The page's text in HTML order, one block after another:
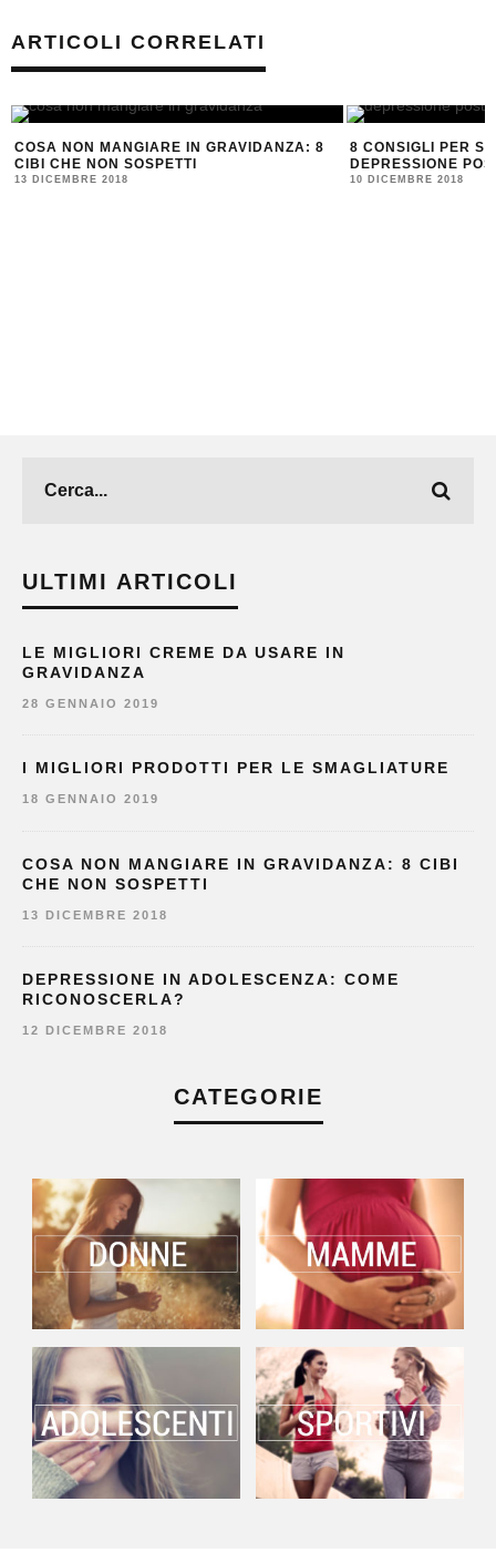
ARTICOLI CORRELATI
COSA NON MANGIARE IN GRAVIDANZA: 8
CIBI CHE NON SOSPETTI
13 DICEMBRE 2018
8 CONSIGLI PER
DEPRESSIONE
10 DICEMBRE 2018
ULTIMI ARTICOLI
LE MIGLIORI CREME DA USARE IN
GRAVIDANZA
28 GENNAIO 2019
I MIGLIORI PRODOTTI PER LE SMAGLIATURE
18 GENNAIO 2019
COSA NON MANGIARE IN GRAVIDANZA: 8 CIBI
CHE NON SOSPETTI
13 DICEMBRE 2018
DEPRESSIONE IN ADOLESCENZA: COME
RICONOSCERLA?
12 DICEMBRE 2018
CATEGORIE